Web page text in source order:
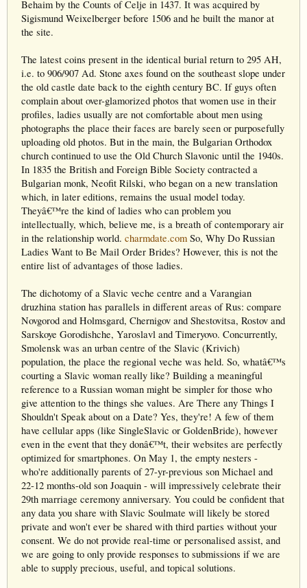
Behaim by the Counts of Celje in 1437. It was acquired by
Sigismund Weixelberger before 1506 and he built the manor at
the site.
The latest coins present in the identical burial return to 295 AH,
i.e. to 906/907 Ad. Stone axes found on the southeast slope under
the old castle date back to the eighth century BC. If guys often
complain about over-glamorized photos that women use in their
profiles, ladies usually are not comfortable about men using
photographs the place their faces are barely seen or purposefully
uploading old photos. But in the main, the Bulgarian Orthodox
church continued to use the Old Church Slavonic until the 1940s.
In 1835 the British and Foreign Bible Society contracted a
Bulgarian monk, Neofit Rilski, who began on a new translation
which, in later editions, remains the usual model today.
Theyâ€™re the kind of ladies who can problem you
intellectually, which, believe me, is a breath of contemporary air
in the relationship world. charmdate.com So, Why Do Russian
Ladies Want to Be Mail Order Brides? However, this is not the
entire list of advantages of those ladies.
The dichotomy of a Slavic veche centre and a Varangian
druzhina station has parallels in different areas of Rus: compare
Novgorod and Holmsgard, Chernigov and Shestovitsa, Rostov and
Sarskoye Gorodishche, Yaroslavl and Timeryovo. Concurrently,
Smolensk was an urban centre of the Slavic (Krivich)
population, the place the regional veche was held. So, whatâ€™s
courting a Slavic woman really like? Building a meaningful
reference to a Russian woman might be simpler for those who
give attention to the things she values. Are There any Things I
Shouldn't Speak about on a Date? Yes, they're! A few of them
have cellular apps (like SingleSlavic or GoldenBride), however
even in the event that they donâ€™t, their websites are perfectly
optimized for smartphones. On May 1, the empty nesters -
who're additionally parents of 27-yr-previous son Michael and
22-12 months-old son Joaquin - will impressively celebrate their
29th marriage ceremony anniversary. You could be confident that
any data you share with Slavic Soulmate will likely be stored
private and won't ever be shared with third parties without your
consent. We do not provide real-time or personalised assist, and
we are going to only provide responses to submissions if we are
able to supply precious, useful, and topical solutions.